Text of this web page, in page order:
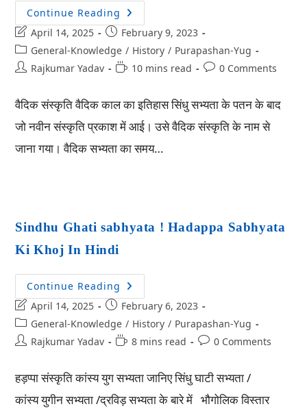
Continue Reading
April 14, 2025
February 9, 2023
General-Knowledge / History / Purapashan-Yug
Rajkumar Yadav
10 mins read 0 Comments
वैदिक संस्कृति वैदिक काल का इतिहास सिंधु सभ्यता के पतन के बाद
जो नवीन संस्कृति प्रकाश में आई। उसे वैदिक संस्कृति के नाम से
जाना गया। वैदिक सभ्यता का समय…
Sindhu Ghati sabhyata ! Hadappa Sabhyata
Ki Khoj In Hindi
Continue Reading
April 14, 2025
February 6, 2023
General-Knowledge / History / Purapashan-Yug
Rajkumar Yadav
8 mins read 0 Comments
हड़प्पा संस्कृति कांस्य युग सभ्यता जानिए सिंधु घाटी सभ्यता /
कांस्य युगीन सभ्यता /द्रविड़ सभ्यता के बारे में भौगोलिक विस्तार